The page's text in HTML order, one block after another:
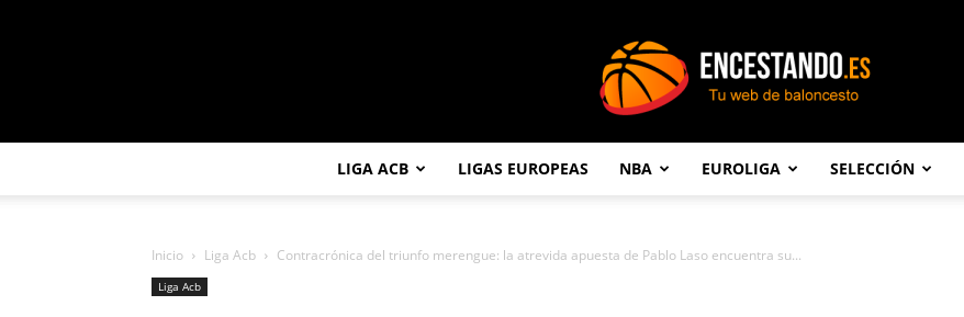
LIGA ACB LIGAS EUROPEAS NBA EUROLIGA SELECCIÓN
Inicio Liga Acb Contracrónica del triunfo merengue: la atrevida apuesta de Pablo Laso encuentra su...
Liga Acb